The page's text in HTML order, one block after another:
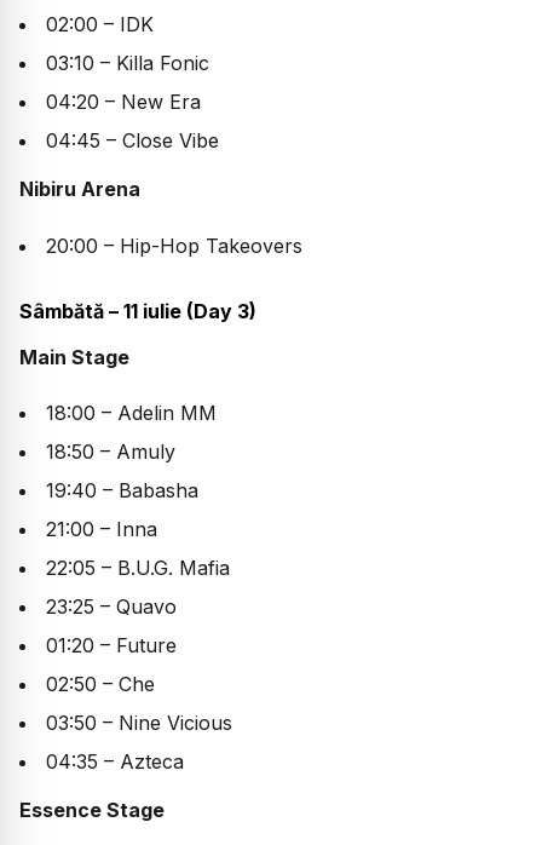
02:00 – IDK
03:10 – Killa Fonic
04:20 – New Era
04:45 – Close Vibe
Nibiru Arena
20:00 – Hip-Hop Takeovers
Sâmbătă – 11 iulie (Day 3)
Main Stage
18:00 – Adelin MM
18:50 – Amuly
19:40 – Babasha
21:00 – Inna
22:05 – B.U.G. Mafia
23:25 – Quavo
01:20 – Future
02:50 – Che
03:50 – Nine Vicious
04:35 – Azteca
Essence Stage